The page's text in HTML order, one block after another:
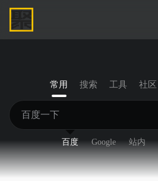
常用 搜索 工具 社区
百度 Google 站内